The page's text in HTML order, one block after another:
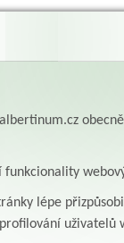
OLU Albertinum
sebe).
funkcionality
lépe
uživatelů